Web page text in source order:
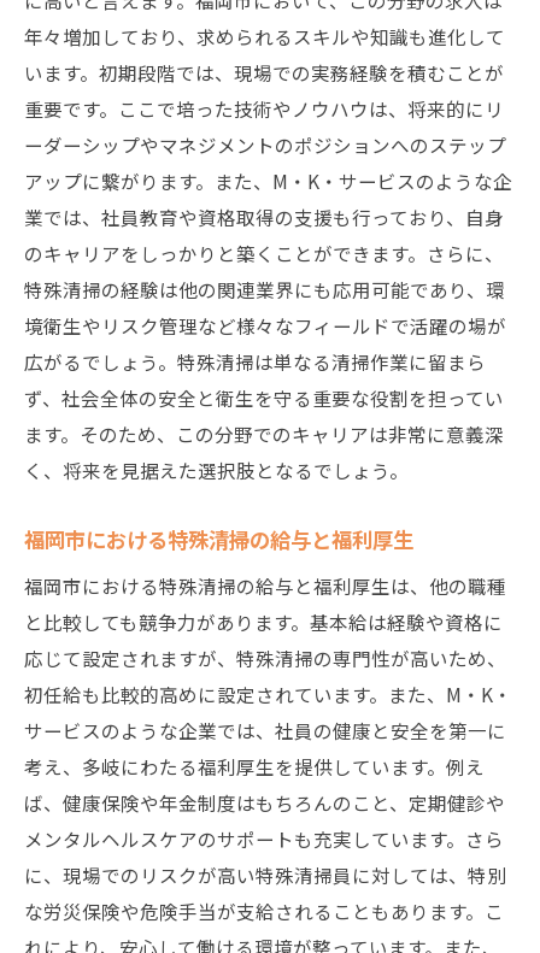
特殊清掃求人の最新情報をキャッチする方
法
年々増加しており、求められるスキルや知識も進化して
います。初期段階では、現場での実務経験を積むことが
重要です。ここで培った技術やノウハウは、将来的にリ
ーダーシップやマネジメントのポジションへのステップ
アップに繋がります。また、M・K・サービスのような企
業では、社員教育や資格取得の支援も行っており、自身
のキャリアをしっかりと築くことができます。さらに、
特殊清掃の経験は他の関連業界にも応用可能であり、環
境衛生やリスク管理など様々なフィールドで活躍の場が
広がるでしょう。特殊清掃は単なる清掃作業に留まら
ず、社会全体の安全と衛生を守る重要な役割を担ってい
ます。そのため、この分野でのキャリアは非常に意義深
く、将来を見据えた選択肢となるでしょう。
福岡市における特殊清掃の給与と福利厚生
福岡市における特殊清掃の給与と福利厚生は、他の職種
と比較しても競争力があります。基本給は経験や資格に
応じて設定されますが、特殊清掃の専門性が高いため、
初任給も比較的高めに設定されています。また、M・K・
サービスのような企業では、社員の健康と安全を第一に
考え、多岐にわたる福利厚生を提供しています。例え
ば、健康保険や年金制度はもちろんのこと、定期健診や
メンタルヘルスケアのサポートも充実しています。さら
に、現場でのリスクが高い特殊清掃員に対しては、特別
な労災保険や危険手当が支給されることもあります。こ
れにより、安心して働ける環境が整っています。また、